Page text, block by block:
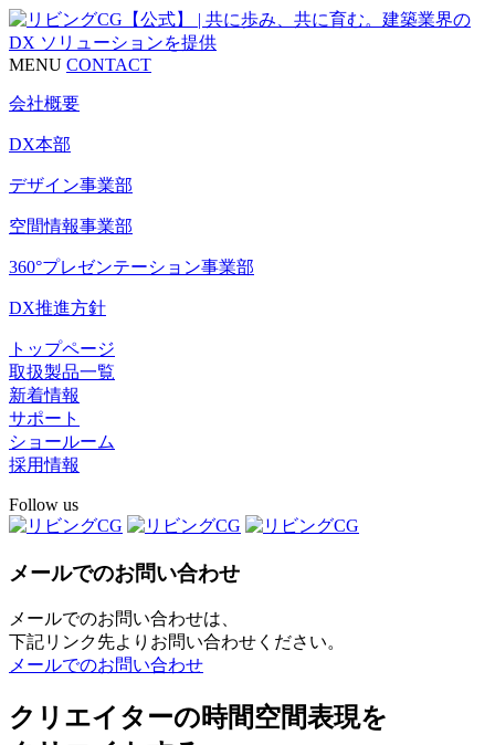
MENU CONTACT
会社概要
DX本部
デザイン事業部
空間情報事業部
360°プレゼンテーション事業部
DX推進方針
トップページ
取扱製品一覧
新着情報
サポート
ショールーム
採用情報
Follow us
メールでのお問い合わせ
メールでのお問い合わせは、
下記リンク先よりお問い合わせください。
メールでのお問い合わせ
クリエイターの時間空間表現を